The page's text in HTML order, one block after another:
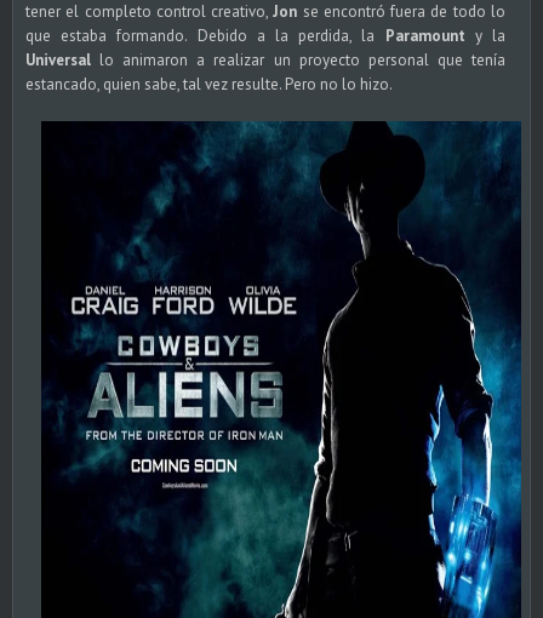
tener el completo control creativo,Jon se encontró fuera de todo lo
que estaba formando. Debido a la perdida, la Paramount y la
Universal lo animaron a realizar un proyecto personal que tenía
estancado, quien sabe, tal vez resulte. Pero no lo hizo.